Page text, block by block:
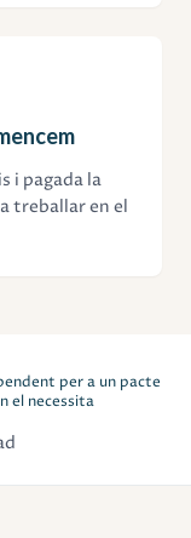
i pagada la
treballar en el
per a un pacte
el necessita